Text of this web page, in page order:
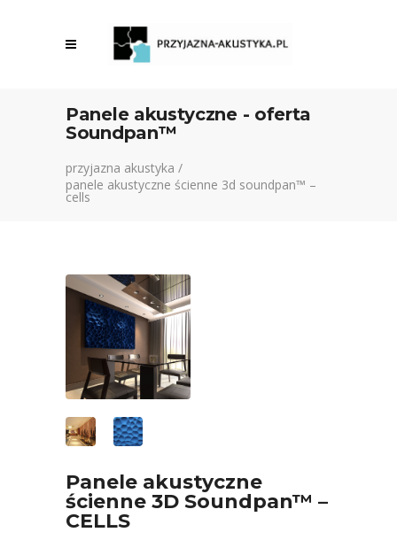
Panele akustyczne - oferta
Soundpan™
przyjazna akustyka /
panele akustyczne ścienne 3d soundpan™ –
cells
Panele akustyczne
ścienne 3D Soundpan™ –
CELLS